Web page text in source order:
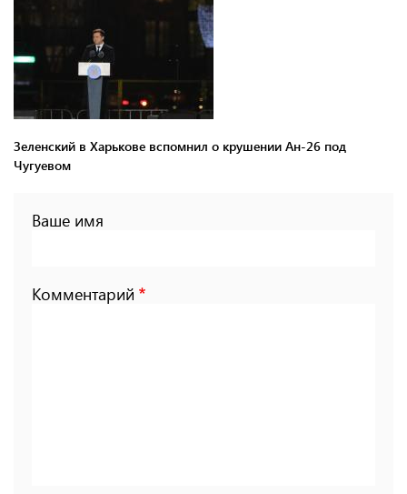
Зеленский в Харькове вспомнил о крушении Ан-26 под
Чугуевом
Ваше имя
Комментарий